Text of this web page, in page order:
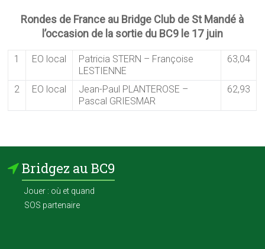
Rondes de France au Bridge Club de St Mandé à
l’occasion de la sortie du BC9 le 17 juin
1 EO local
Patricia STERN – Françoise
LESTIENNE
63,04
2 EO local
Jean-Paul PLANTEROSE –
Pascal GRIESMAR
62,93
Bridgez au BC9
Jouer : où et quand
SOS partenaire